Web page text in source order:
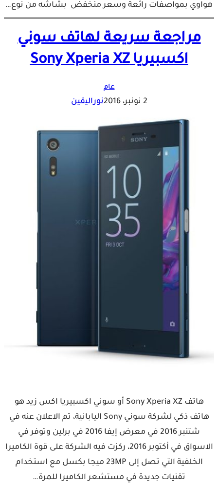
هواوي بمواصفات رائعة وسعر منخفض بشاشه من نوع…
مراجعة سريعة لهاتف سوني
اكسبيريا Sony Xperia XZ
عام
2 نونبر، 2016 نوراليقين
هاتف Sony Xperia XZ أو سوني اكسبيريا اكس زيد هو
هاتف ذكي لشركة سوني Sony اليابانية، تم الاعلان عنه في
شتنبر 2016 في معرض إيفا 2016 في برلين وتوفر في
الاسواق في أكتوبر 2016، ركزت فيه الشركة على قوة الكاميرا
الخلفية التي تصل إلى 23MP ميجا بكسل مع استخدام
تقنيات جديدة في مستشعر الكاميرا للمرة…